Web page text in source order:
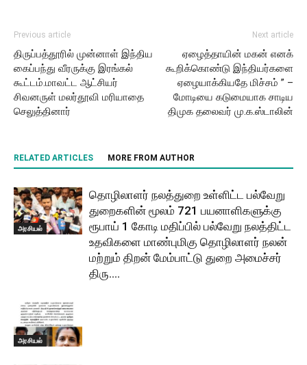
Previous article
திருப்பத்தூரில் முன்னாள் இந்திய
கைப்பந்து வீரருக்கு இரங்கல்
கூட்டம்.மாவட்ட ஆட்சியர்
சிவனருள் மலர்தூவி மரியாதை
செலுத்தினார்
Next article
ஏழைத்தாயின் மகன் எனக்
கூறிக்கொண்டு இந்தியர்களை
ஏழையாக்கியதே மிச்சம் ” –
மோடியை கடுமையாக சாடிய
திமுக தலைவர் மு.க.ஸ்டாலின்
RELATED ARTICLES MORE FROM AUTHOR
அரசியல்
தொழிலாளர் நலத்துறை உள்ளிட்ட பல்வேறு
துறைகளின் மூலம் 721 பயனாளிகளுக்கு
ரூபாய் 1 கோடி மதிப்பில் பல்வேறு நலத்திட்ட
உதவிகளை மாண்புமிகு தொழிலாளர் நலன்
மற்றும் திறன் மேம்பாட்டு துறை அமைச்சர்
திரு....
அரசியல்